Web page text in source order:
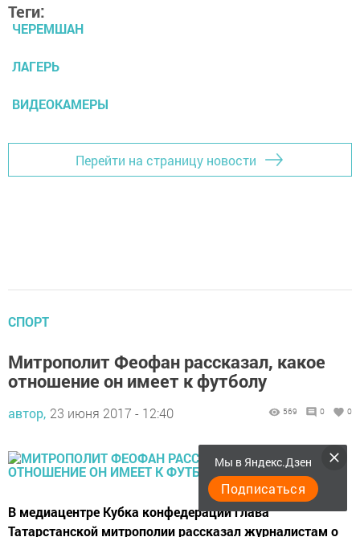
Теги:
ЧЕРЕМШАН
ЛАГЕРЬ
ВИДЕОКАМЕРЫ
Перейти на страницу новости
СПОРТ
Митрополит Феофан рассказал, какое
отношение он имеет к футболу
автор, 23 июня 2017 - 12:40 569 0 0
В медиацентре Кубка конфедераций глава
Татарстанской митрополии рассказал журналистам о
Мы в Яндекс.Дзен
Подписаться